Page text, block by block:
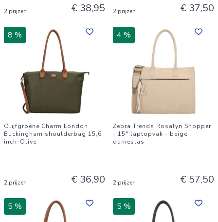
2 prijzen € 38,95 2 prijzen € 37,50
8 %
Olijfgroene Charm London
Buckingham shoulderbag 15,6
inch-Olive
2 prijzen € 36,90
4 %
Zebra Trends Rosalyn Shopper
- 15" laptopvak - beige
damestas
2 prijzen € 57,50
5 % 5 %